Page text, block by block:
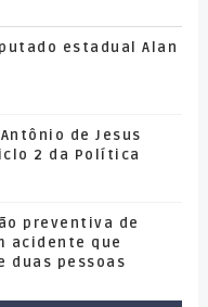
estadual Alan
de Jesus
2 da Política
preventiva de
acidente que
duas pessoas